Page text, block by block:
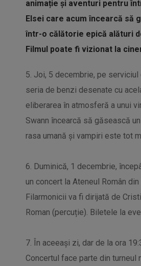
animație și aventuri pentru
Elsei care acum încearcă să
într-o călătorie epică alături
Filmul poate fi vizionat la
5. Joi, 5 decembrie, pe
seria de benzi desenate cu
eliberarea în atmosferă a unui
Swann încearcă să găsească
rasa umană și vampiri este tot
6. Duminică, 1 decembrie,
un concert la Ateneul Român
Filarmonicii va fi dirijată de
Roman (percuție). Biletele la
7. În aceeași zi, dar de la ora
Concertul face parte din turneul